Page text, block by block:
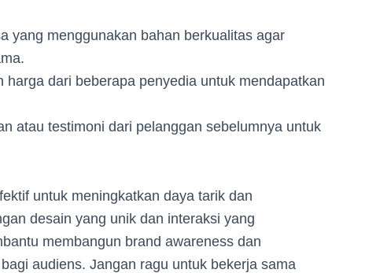
yang menggunakan bahan berkualitas agar
harga dari beberapa penyedia untuk mendapatkan
atau testimoni dari pelanggan sebelumnya untuk
untuk meningkatkan daya tarik dan
desain yang unik dan interaksi yang
membangun brand awareness dan
audiens. Jangan ragu untuk bekerja sama